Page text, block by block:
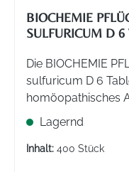
BIOCHEMIE
SULFURICUM D 6
Die BIOCHEMIE
sulfuricum D 6
homöopathisches
Angabe einer
Lagernd
Inhalt: 400 Stück